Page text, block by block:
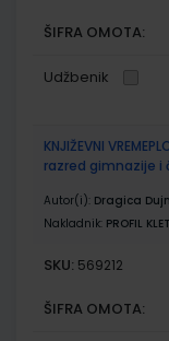
ŠIFRA OMOTA:
Udžbenik
KNJIŽEVNI
razred gimnazije i
Autor(i): Dragica
Nakladnik: PROFIL
SKU: 569212
ŠIFRA OMOTA: